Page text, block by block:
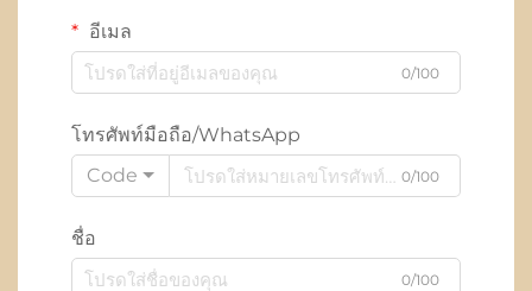
อีเมล
0/100
โทรศัพท์มือถือ/WhatsApp
Code
0/100
ชื่อ
0/100